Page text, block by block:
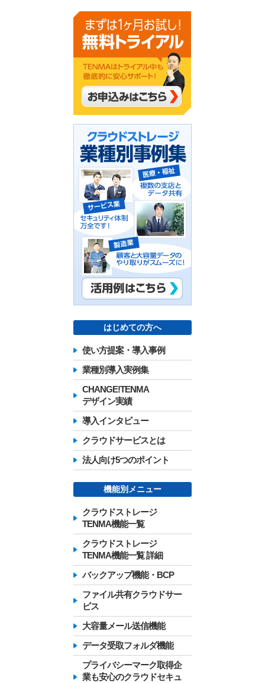
はじめての方へ
使い方提案・導入事例
業種別導入実例集
CHANGE!TENMA
デザイン実績
導入インタビュー
クラウドサービスとは
法人向け5つのポイント
機能別メニュー
クラウドストレージ
TENMA機能一覧
クラウドストレージ
TENMA機能一覧 詳細
バックアップ機能・BCP
ファイル共有クラウドサー
ビス
大容量メール送信機能
データ受取フォルダ機能
プライバシーマーク取得企
業も安心のクラウドセキュ